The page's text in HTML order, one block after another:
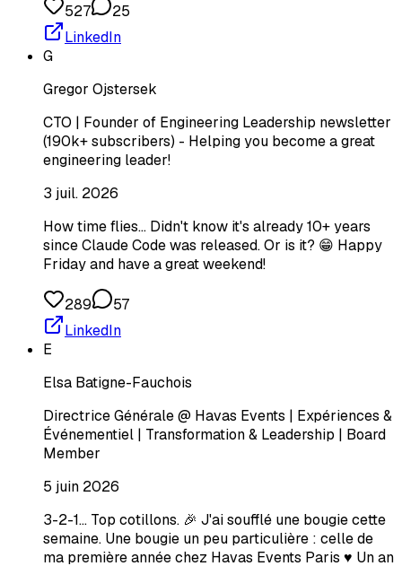
527
25
LinkedIn
G
Gregor Ojstersek
CTO | Founder of Engineering Leadership newsletter
(190k+ subscribers) - Helping you become a great
engineering leader!
3 juil. 2026
How time flies... Didn't know it's already 10+ years
since Claude Code was released. Or is it? 😁 Happy
Friday and have a great weekend!
289
57
LinkedIn
E
Elsa Batigne-Fauchois
Directrice Générale @ Havas Events | Expériences &
Événementiel | Transformation & Leadership | Board
Member
5 juin 2026
3-2-1... Top cotillons. 🎉 J'ai soufflé une bougie cette
semaine. Une bougie un peu particulière : celle de
ma première année chez Havas Events Paris ♥️ Un an